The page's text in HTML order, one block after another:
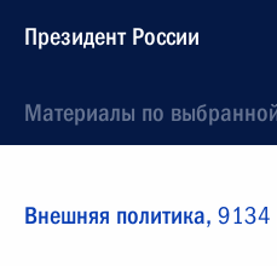
Президент России
Материалы по
Внешняя политика, 9134